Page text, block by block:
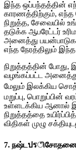
இந்த ஒப்பந்தத்தின்
காரணத்திற்கும், எந்த
நிறுத்த, சேவையில்
தடுக்க ஆபரேட்டர்
அனைத்து
எந்த நேரத்திலும்
நிறுத்தத்தின் போது,
வழங்கப்பட்ட அனைத்து
மேலும் இலக்கிய
மறுப்பு, பொறுப்பின்
உள்ளடக்கிய ஆனால்
நிறுத்தத்தை
விதிகள் முழு
7. நஷ்டปรிசோதனை